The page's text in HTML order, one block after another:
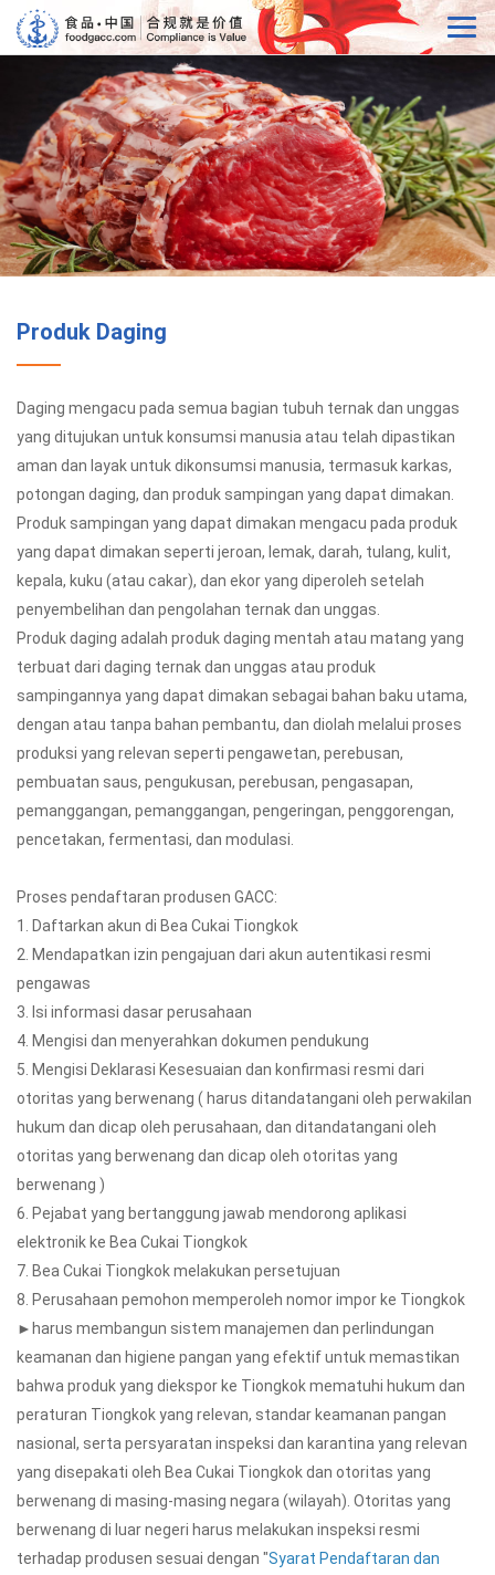
Produk Daging
Daging mengacu pada semua bagian tubuh ternak dan unggas
yang ditujukan untuk konsumsi manusia atau telah dipastikan
aman dan layak untuk dikonsumsi manusia, termasuk karkas,
potongan daging, dan produk sampingan yang dapat dimakan.
Produk sampingan yang dapat dimakan mengacu pada produk
yang dapat dimakan seperti jeroan, lemak, darah, tulang, kulit,
kepala, kuku (atau cakar), dan ekor yang diperoleh setelah
penyembelihan dan pengolahan ternak dan unggas.
Produk daging adalah produk daging mentah atau matang yang
terbuat dari daging ternak dan unggas atau produk
sampingannya yang dapat dimakan sebagai bahan baku utama,
dengan atau tanpa bahan pembantu, dan diolah melalui proses
produksi yang relevan seperti pengawetan, perebusan,
pembuatan saus, pengukusan, perebusan, pengasapan,
pemanggangan, pemanggangan, pengeringan, penggorengan,
pencetakan, fermentasi, dan modulasi.
Proses pendaftaran produsen GACC:
1. Daftarkan akun di Bea Cukai Tiongkok
2. Mendapatkan izin pengajuan dari akun autentikasi resmi
pengawas
3. Isi informasi dasar perusahaan
4. Mengisi dan menyerahkan dokumen pendukung
5. Mengisi Deklarasi Kesesuaian dan konfirmasi resmi dari
otoritas yang berwenang ( harus ditandatangani oleh perwakilan
hukum dan dicap oleh perusahaan, dan ditandatangani oleh
otoritas yang berwenang dan dicap oleh otoritas yang
berwenang )
6. Pejabat yang bertanggung jawab mendorong aplikasi
elektronik ke Bea Cukai Tiongkok
7. Bea Cukai Tiongkok melakukan persetujuan
8. Perusahaan pemohon memperoleh nomor impor ke Tiongkok
►harus membangun sistem manajemen dan perlindungan
keamanan dan higiene pangan yang efektif untuk memastikan
bahwa produk yang diekspor ke Tiongkok mematuhi hukum dan
peraturan Tiongkok yang relevan, standar keamanan pangan
nasional, serta persyaratan inspeksi dan karantina yang relevan
yang disepakati oleh Bea Cukai Tiongkok dan otoritas yang
berwenang di masing-masing negara (wilayah). Otoritas yang
berwenang di luar negeri harus melakukan inspeksi resmi
terhadap produsen sesuai dengan "Syarat Pendaftaran dan